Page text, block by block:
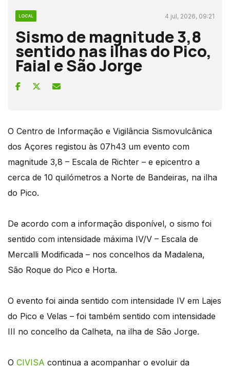
LOCAL 4 jul, 2026, 09:21
Sismo de magnitude 3,8
sentido nas ilhas do Pico,
Faial e São Jorge
O Centro de Informação e Vigilância Sismovulcânica
dos Açores registou às 07h43 um evento com
magnitude 3,8 – Escala de Richter – e epicentro a
cerca de 10 quilómetros a Norte de Bandeiras, na ilha
do Pico.
De acordo com a informação disponível, o sismo foi
sentido com intensidade máxima IV/V – Escala de
Mercalli Modificada – nos concelhos da Madalena,
São Roque do Pico e Horta.
O evento foi ainda sentido com intensidade IV em Lajes
do Pico e Velas – foi também sentido com intensidade
III no concelho da Calheta, na ilha de São Jorge.
O CIVISA continua a acompanhar o evoluir da